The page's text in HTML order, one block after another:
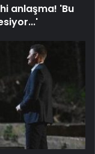
anlaşma! 'Bu